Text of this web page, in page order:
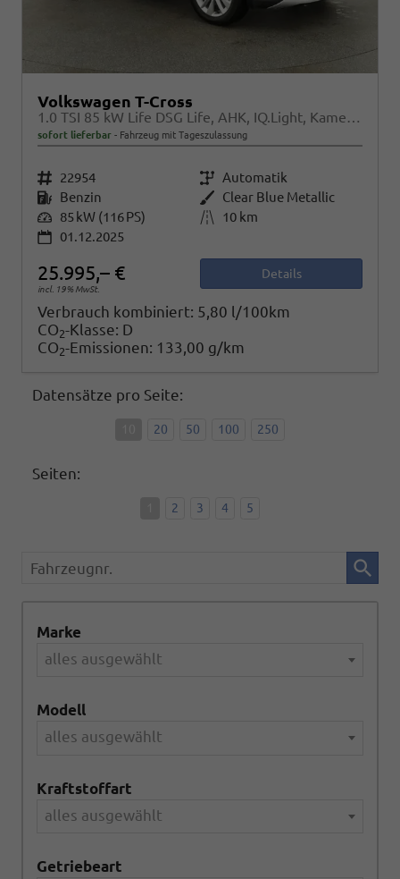
Volkswagen T-Cross
1.0 TSI 85 kW Life DSG Life, AHK, IQ.Light, Kamera, ACC, Side, Winter, 17-Zoll
sofort lieferbar Fahrzeug mit Tageszulassung
Fahrzeugnr. 22954 Getriebe Automatik
Kraftstoff Benzin Außenfarbe Clear Blue Metallic
Leistung 85 kW (116 PS) Kilometerstand
10 km
01.12.2025
25.995,– €
incl. 19% MwSt.
Details
Verbrauch kombiniert: 5,80 l/100km
CO2-Klasse: D
CO2-Emissionen: 133,00 g/km
Datensätze pro Seite:
20 50 100 250
Seiten:
2 3 4 5
Fahrzeugnr.
Marke
alles ausgewählt
Modell
alles ausgewählt
Kraftstoffart
alles ausgewählt
Getriebeart